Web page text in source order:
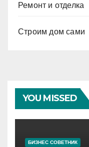
Ремонт и отделка
Строим дом сами
YOU MISSED
БИЗНЕС СОВЕТНИК